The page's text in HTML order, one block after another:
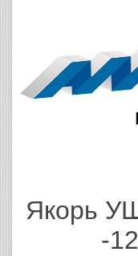
Якорь
-